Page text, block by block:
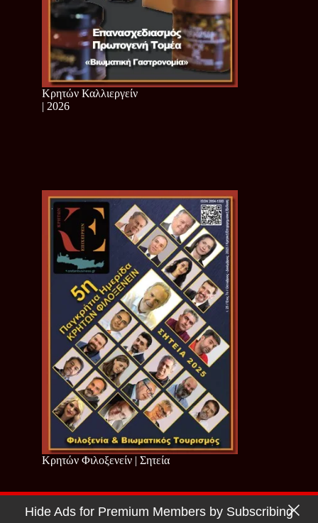
Κρητών Καλλιεργείν
| 2026
Κρητών Φιλοξενείν | Σητεία
Copyright © 2026 - Cretan Business | Κρητών Επιχειρείν
Hide Ads for Premium Members by Subscribing